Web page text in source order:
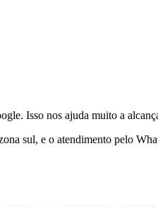
Isso nos ajuda muito a
sul, e o atendimento pelo